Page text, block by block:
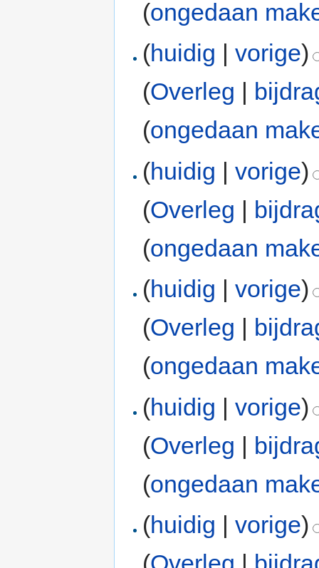
(ongedaan
(huidig |vorige)
(Overleg
(ongedaan
(huidig |vorige)
(Overleg |
(ongedaan
(huidig |vorige)
(Overleg |
(ongedaan
(huidig |vorige)
(Overleg |
(ongedaan
(huidig |vorige)